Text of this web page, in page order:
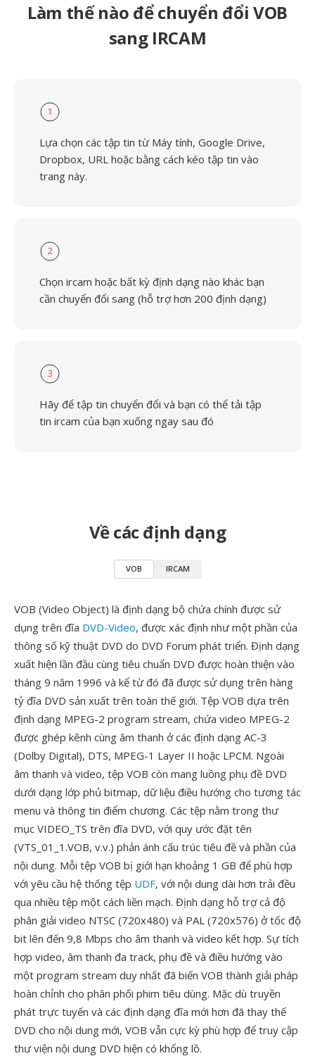
Làm thế nào để chuyển đổi VOB
sang IRCAM
1
Lựa chọn các tập tin từ Máy tính, Google Drive,
Dropbox, URL hoặc bằng cách kéo tập tin vào
trang này.
2
Chọn ircam hoặc bất kỳ định dạng nào khác bạn
cần chuyển đổi sang (hỗ trợ hơn 200 định dạng)
3
Hãy để tập tin chuyển đổi và bạn có thể tải tập
tin ircam của bạn xuống ngay sau đó
Về các định dạng
VOB IRCAM
VOB (Video Object) là định dạng bộ chứa chính được sử
dụng trên đĩa DVD-Video, được xác định như một phần của
thông số kỹ thuật DVD do DVD Forum phát triển. Định dạng
xuất hiện lần đầu cùng tiêu chuẩn DVD được hoàn thiện vào
tháng 9 năm 1996 và kể từ đó đã được sử dụng trên hàng
tỷ đĩa DVD sản xuất trên toàn thế giới. Tệp VOB dựa trên
định dạng MPEG-2 program stream, chứa video MPEG-2
được ghép kênh cùng âm thanh ở các định dạng AC-3
(Dolby Digital), DTS, MPEG-1 Layer II hoặc LPCM. Ngoài
âm thanh và video, tệp VOB còn mang luồng phụ đề DVD
dưới dạng lớp phủ bitmap, dữ liệu điều hướng cho tương tác
menu và thông tin điểm chương. Các tệp nằm trong thư
mục VIDEO_TS trên đĩa DVD, với quy ước đặt tên
(VTS_01_1.VOB, v.v.) phản ánh cấu trúc tiêu đề và phần của
nội dung. Mỗi tệp VOB bị giới hạn khoảng 1 GB để phù hợp
với yêu cầu hệ thống tệp UDF, với nội dung dài hơn trải đều
qua nhiều tệp một cách liền mạch. Định dạng hỗ trợ cả độ
phân giải video NTSC (720x480) và PAL (720x576) ở tốc độ
bit lên đến 9,8 Mbps cho âm thanh và video kết hợp. Sự tích
hợp video, âm thanh đa track, phụ đề và điều hướng vào
một program stream duy nhất đã biến VOB thành giải pháp
hoàn chỉnh cho phân phối phim tiêu dùng. Mặc dù truyền
phát trực tuyến và các định dạng đĩa mới hơn đã thay thế
DVD cho nội dung mới, VOB vẫn cực kỳ phù hợp để truy cập
thư viện nội dung DVD hiện có khổng lồ.